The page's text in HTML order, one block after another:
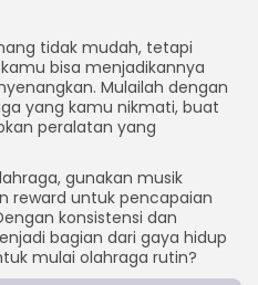
tidak mudah, tetapi
bisa menjadikannya
Mulailah dengan
yang kamu nikmati, buat
peralatan yang
gunakan musik
reward untuk pencapaian
konsistensi dan
bagian dari gaya hidup
mulai olahraga rutin?